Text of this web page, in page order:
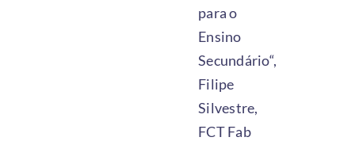
para o
Ensino
Secundário“,
Filipe
Silvestre,
FCT Fab